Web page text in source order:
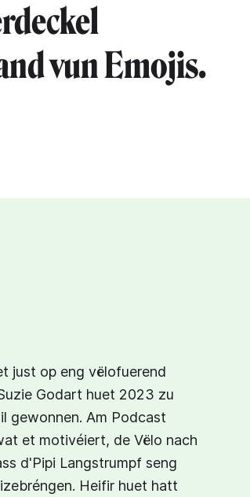
vun Emojis.
just op eng vëlofuerend
Godart huet 2023 zu
gewonnen. Am Podcast
et motivéiert, de Vëlo nach
d'Pipi Langstrumpf seng
Heifir huet hatt